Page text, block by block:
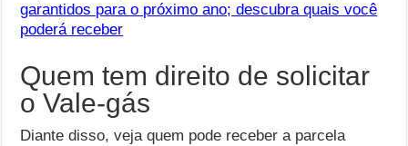
garantidos para o próximo ano; descubra quais você
poderá receber
Quem tem direito de solicitar
o Vale-gás
Diante disso, veja quem pode receber a parcela